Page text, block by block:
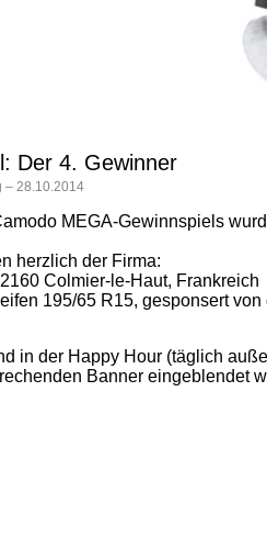
Der 4. Gewinner
– 28.10.2014
MEGA-Gewinnspiels
herzlich der Firma:
Colmier-le-Haut, Frankreich
195/65 R15, gesponsert
in der Happy Hour (täglich
Banner eingeblendet